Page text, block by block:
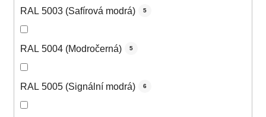
RAL 5003 (Safírová modrá) 5
RAL 5004 (Modročerná) 5
RAL 5005 (Signální modrá) 6